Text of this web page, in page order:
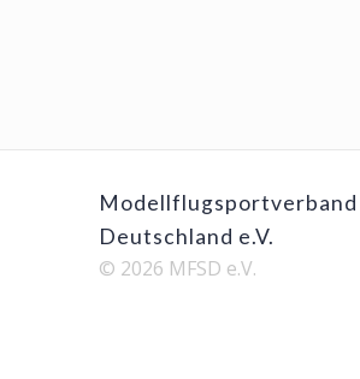
Modellflugsportverband
Deutschland e.V.
© 2026 MFSD e.V.